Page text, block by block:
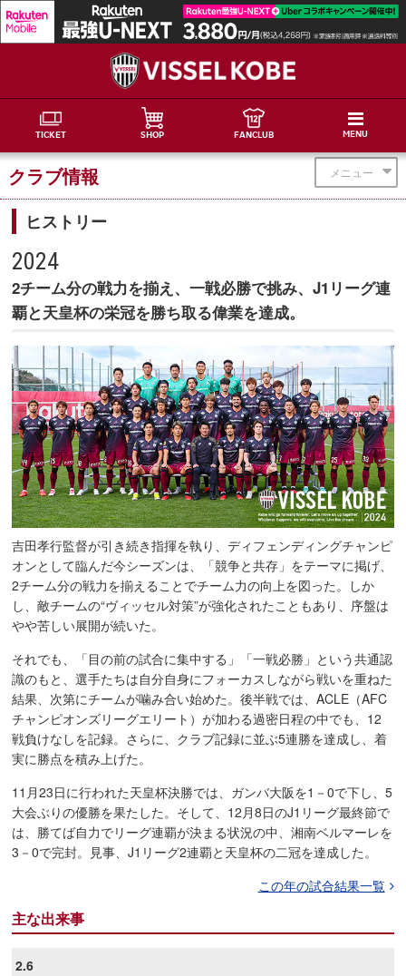
TICKET SHOP FANCLUB MENU
メニュー
クラブ情報
ヒストリー
2024
2チーム分の戦力を揃え、一戦必勝で挑み、J1リーグ連
覇と天皇杯の栄冠を勝ち取る偉業を達成。
吉田孝行監督が引き続き指揮を執り、ディフェンディングチャンピ
オンとして臨んだ今シーズンは、「競争と共存」をテーマに掲げ、
2チーム分の戦力を揃えることでチーム力の向上を図った。しか
し、敵チームの“ヴィッセル対策”が強化されたこともあり、序盤は
やや苦しい展開が続いた。
それでも、「目の前の試合に集中する」「一戦必勝」という共通認
識のもと、選手たちは自分自身にフォーカスしながら戦いを重ねた
結果、次第にチームが噛み合い始めた。後半戦では、ACLE（AFC
チャンピオンズリーグエリート）が加わる過密日程の中でも、12
戦負けなしを記録。さらに、クラブ記録に並ぶ5連勝を達成し、着
実に勝点を積み上げた。
11月23日に行われた天皇杯決勝では、ガンバ大阪を1－0で下し、5
大会ぶりの優勝を果たした。そして、12月8日のJ1リーグ最終節で
は、勝てば自力でリーグ連覇が決まる状況の中、湘南ベルマーレを
3－0で完封。見事、J1リーグ2連覇と天皇杯の二冠を達成した。
この年の試合結果一覧
主な出来事
2.6